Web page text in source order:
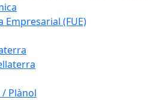
Empresarial (FUE)
Plànol